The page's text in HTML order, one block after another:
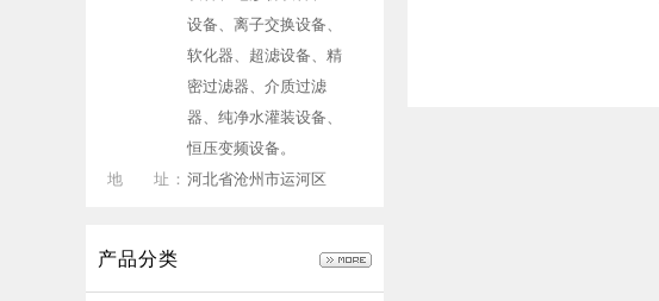
设备、离子交换设备、
软化器、超滤设备、精
密过滤器、介质过滤
器、纯净水灌装设备、
恒压变频设备。
地 址： 河北省沧州市运河区
产品分类